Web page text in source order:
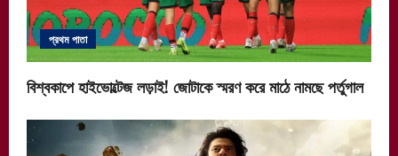
প্রথম পাতা
বিশ্বকাপে হাইভোল্টেজ লড়াই! জোটাকে স্মরণ করে মাঠে নামছে পর্তুগাল